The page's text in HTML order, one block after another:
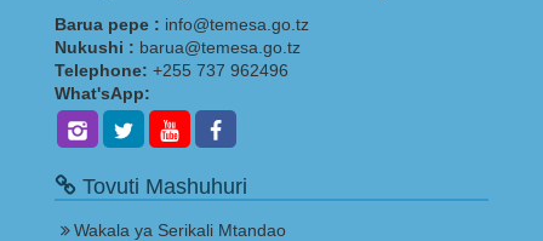
Barua pepe : info@temesa.go.tz
Nukushi : barua@temesa.go.tz
Telephone: +255 737 962496
What'sApp:
Tovuti Mashuhuri
Wakala ya Serikali Mtandao